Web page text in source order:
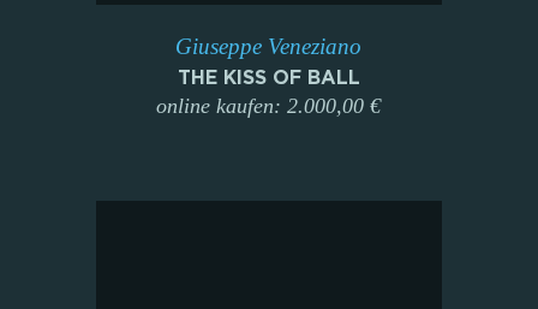
Giuseppe Veneziano
THE KISS OF BALL
online kaufen: 2.000,00 €